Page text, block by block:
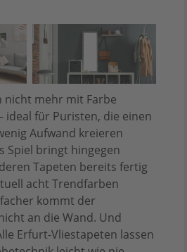
nicht mehr mit Farbe
ideal für Puristen, die einen
Aufwand kreieren
Spiel bringt hingegen
Tapeten bereits fertig
acht Trendfarben
kommt der
an die Wand. Und
Erfurt-Vliestapeten lassen